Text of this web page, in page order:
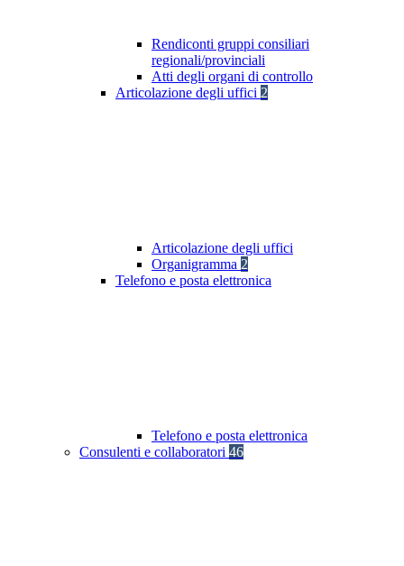
Rendiconti gruppi consiliari
regionali/provinciali
Atti degli organi di controllo
Articolazione degli uffici 2
Articolazione degli uffici
Organigramma 2
Telefono e posta elettronica
Telefono e posta elettronica
Consulenti e collaboratori 46